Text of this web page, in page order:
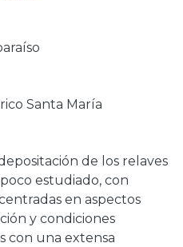
Santa María
de los relaves
estudiado, con
en aspectos
y condiciones
con una extensa